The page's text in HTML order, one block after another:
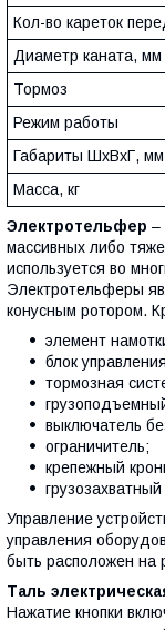
Кол-во кареток
Диаметр каната, мм
Тормоз
Режим работы
Габариты ШхВхГ, мм
Масса, кг
Электротельфер –
массивных либо
используется во
Электротельферы
конусным ротором.
элемент
блок
тормозная
выключатель
ограничитель;
крепежный
Управление
управления
быть расположен на
Таль
Нажатие кнопки